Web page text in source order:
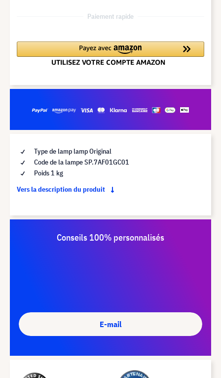
Paiement rapide
Type de lamp lamp Original
Code de la lampe SP.7AF01GC01
Poids 1 kg
Vers la description du produit
Conseils 100% personnalisés
E-mail